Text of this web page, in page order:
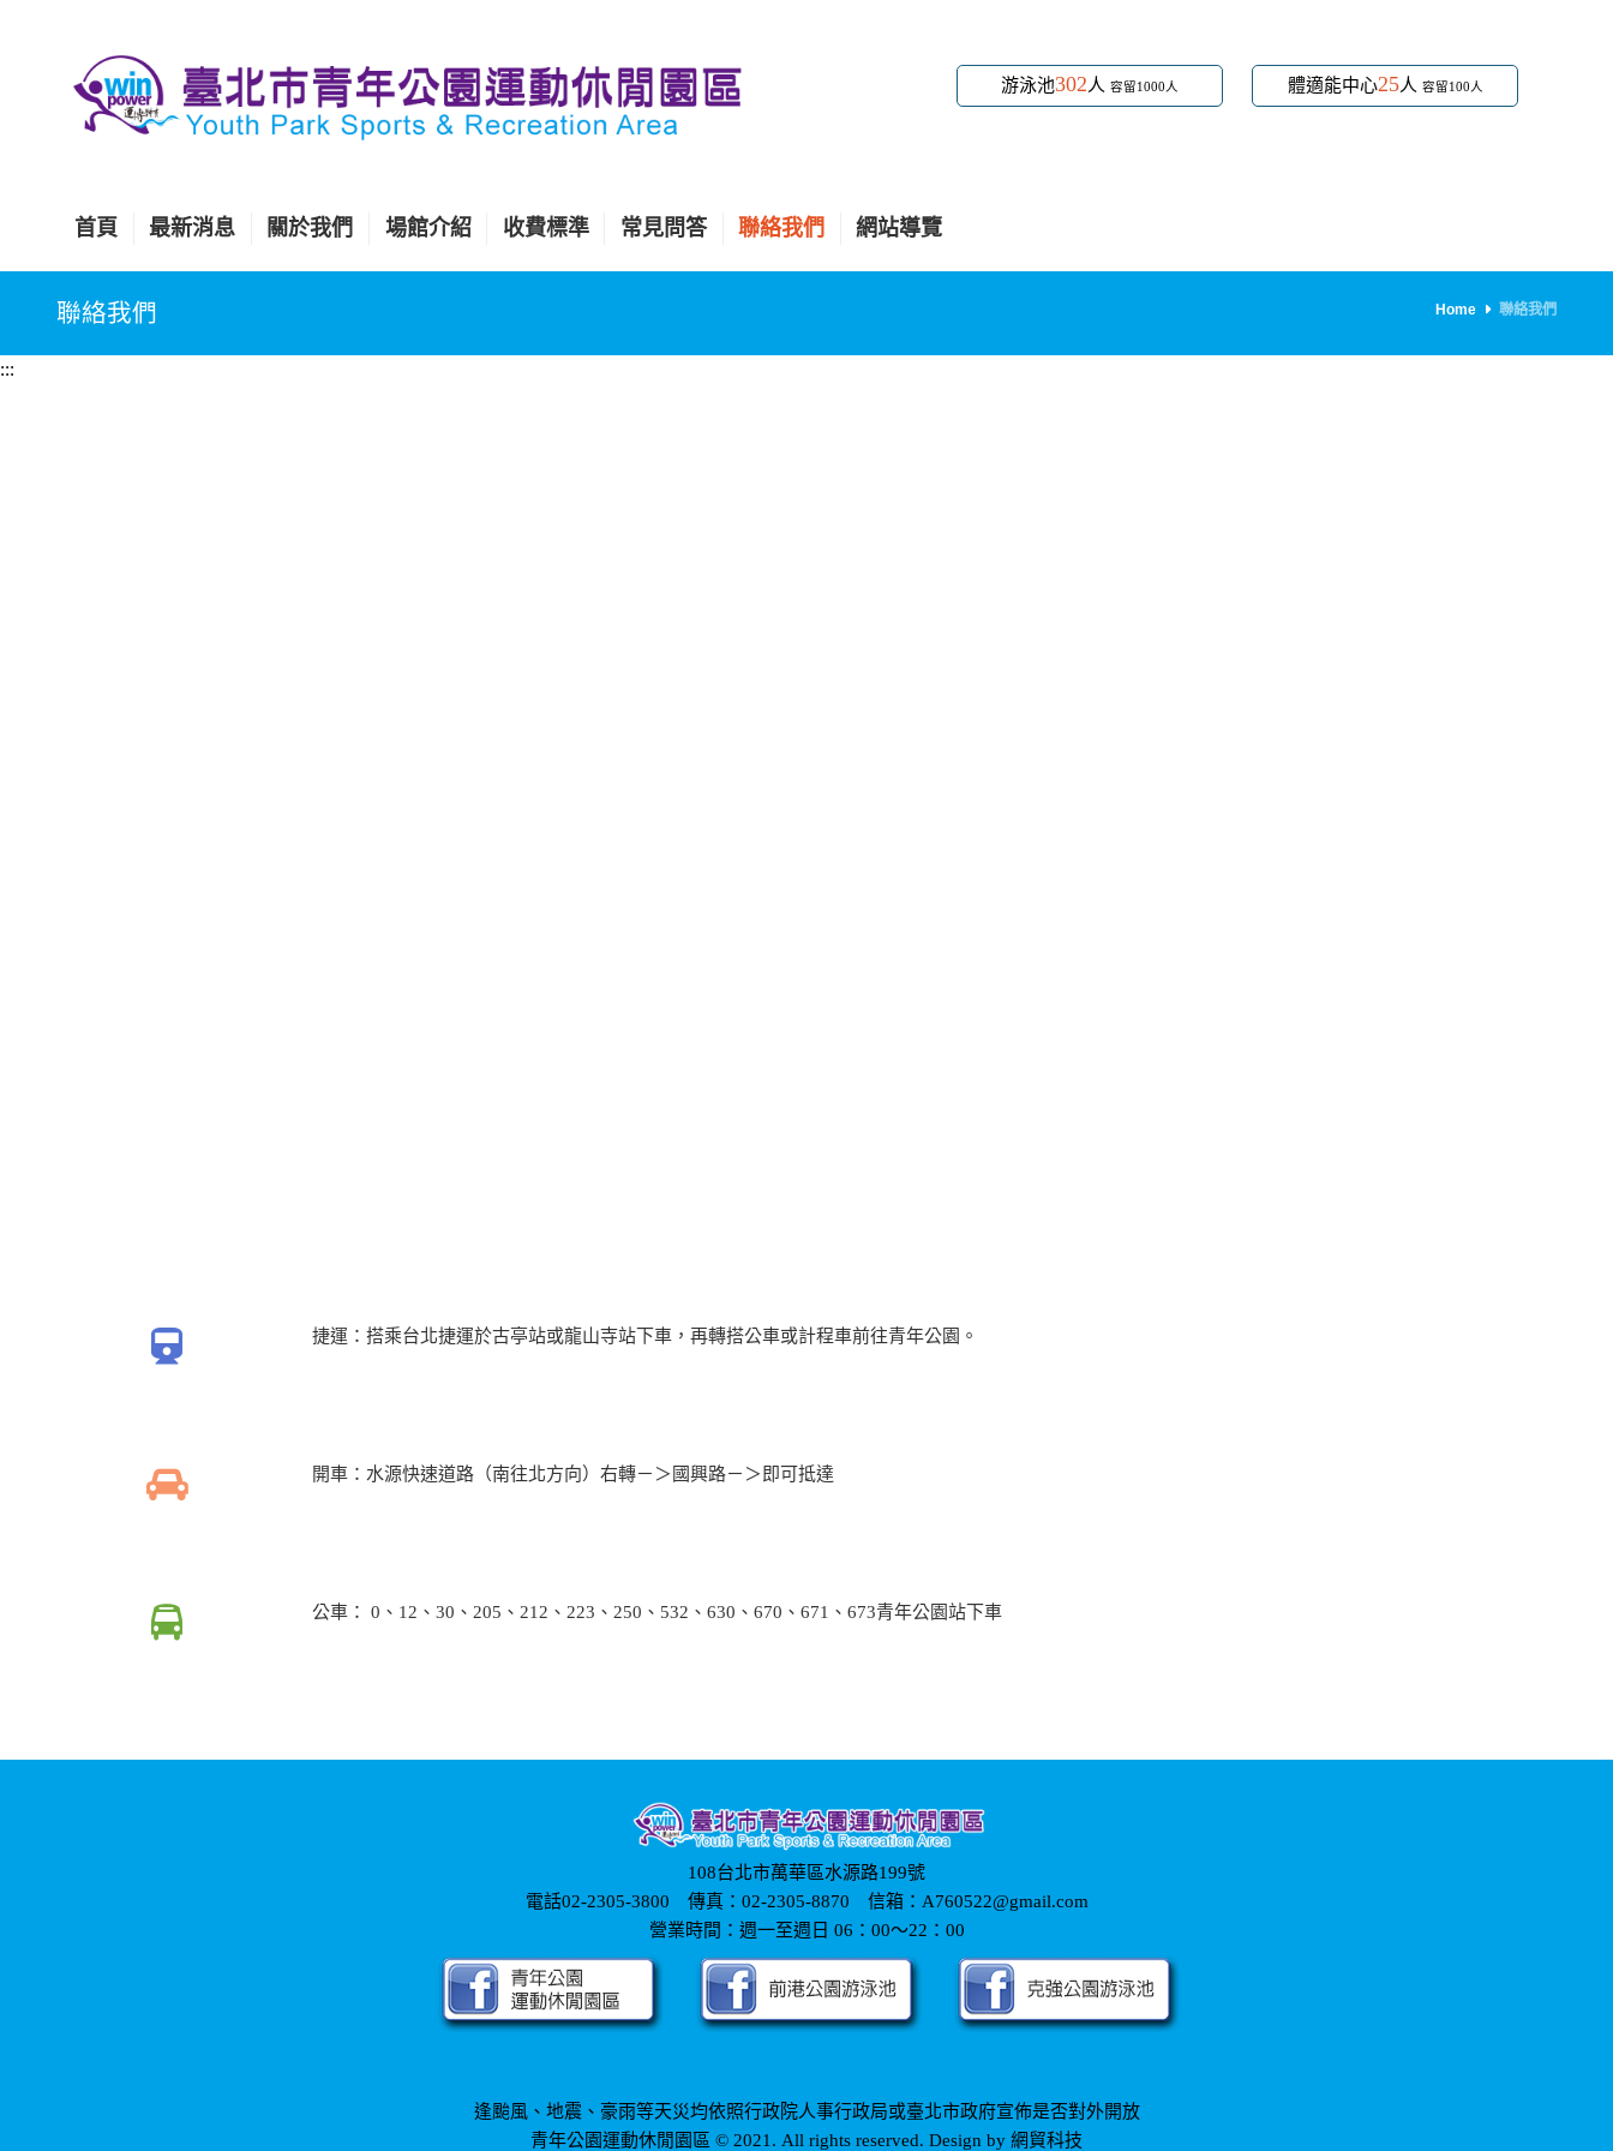
游泳池302人容留1000人 體適能中心25人 容留100人
首頁 最新消息 關於我們 場館介紹 收費標準 常見問答 聯絡我們 網站導覽
聯絡我們 Home 聯絡我們
:::
捷運：搭乘台北捷運於古亭站或龍山寺站下車，再轉搭公車或計程車前往青年公園。
開車：水源快速道路（南往北方向）右轉－＞國興路－＞即可抵達
公車： 0、12、30、205、212、223、250、532、630、670、671、673青年公園站下車
108台北市萬華區水源路199號
電話02-2305-3800 傳真：02-2305-8870 信箱：A760522@gmail.com
營業時間：週一至週日 06：00～22：00
逢颱風、地震、豪雨等天災均依照行政院人事行政局或臺北市政府宣佈是否對外開放
青年公園運動休閒園區 © 2021. All rights reserved. Design by 網貿科技